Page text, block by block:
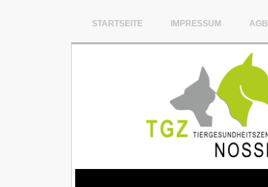
STARTSEITE IMPRESSUM AGB